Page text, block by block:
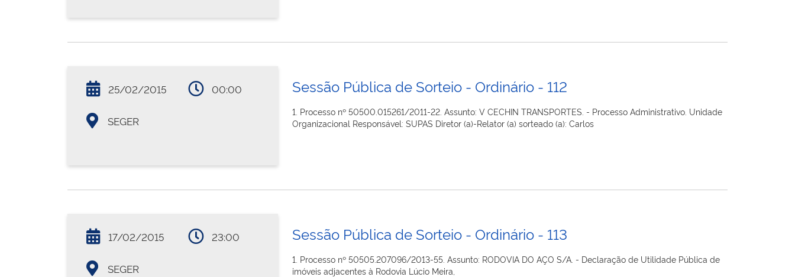
25/02/2015 00:00
SEGER
Sessão Pública de Sorteio - Ordinário - 112
1. Processo nº 50500.015261/2011-22. Assunto: V CECHIN TRANSPORTES. - Processo Administrativo. Unidade
Organizacional Responsável: SUPAS Diretor (a)-Relator (a) sorteado (a): Carlos
17/02/2015 23:00
SEGER
Sessão Pública de Sorteio - Ordinário - 113
1. Processo nº 50505.207096/2013-55. Assunto: RODOVIA DO AÇO S/A. - Declaração de Utilidade Pública de
imóveis adjacentes à Rodovia Lúcio Meira,